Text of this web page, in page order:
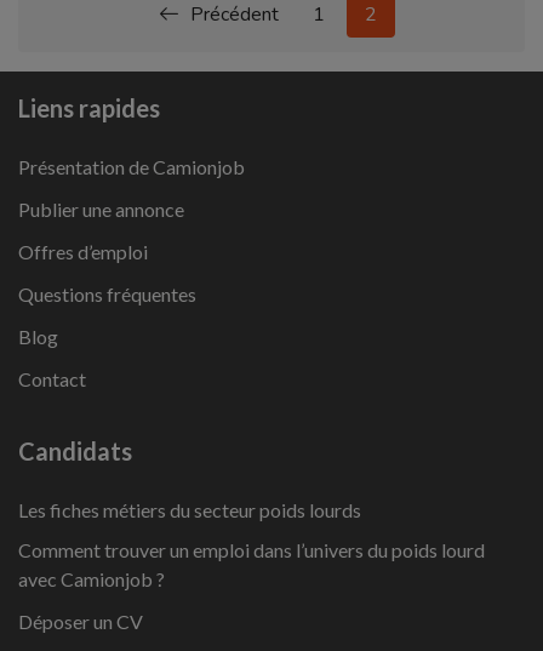
Précédent 1 2
Liens rapides
Présentation de Camionjob
Publier une annonce
Offres d’emploi
Questions fréquentes
Blog
Contact
Candidats
Les fiches métiers du secteur poids lourds
Comment trouver un emploi dans l’univers du poids lourd
avec Camionjob ?
Déposer un CV